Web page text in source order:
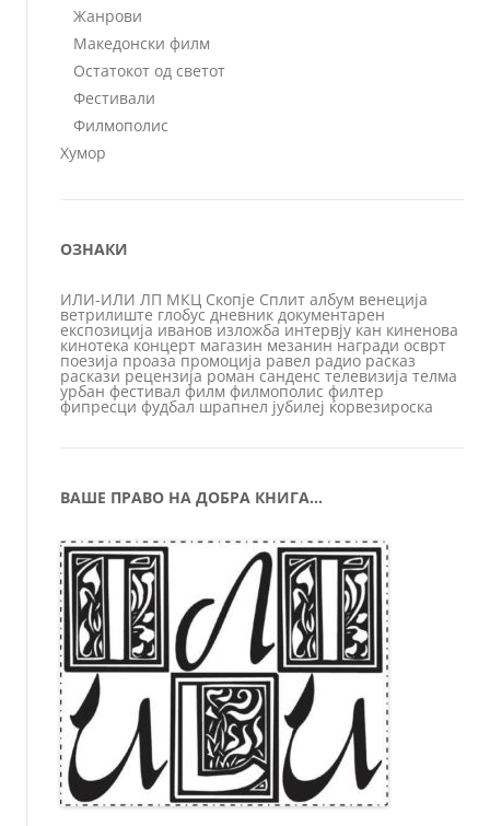
Жанрови
Македонски филм
Остатокот од светот
Фестивали
Филмополис
Хумор
ОЗНАКИ
ИЛИ-ИЛИ ЛП МКЦ Скопје Сплит албум венеција
ветрилиште глобус дневник документарен
експозиција иванов изложба интервју кан киненова
кинотека концерт магазин мезанин награди осврт
поезија проаза промоција равел радио расказ
раскази рецензија роман санденс телевизија телма
урбан фестивал филм филмополис филтер
фипресци фудбал шрапнел јубилеј ќорвезироска
ВАШЕ ПРАВО НА ДОБРА КНИГА…